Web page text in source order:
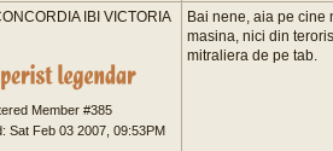
IBI VICTORIA
Member #385
Sat Feb 03 2007, 09:53PM
Bai nene, aia pe cine
masina, nici din
mitraliera de pe tab.